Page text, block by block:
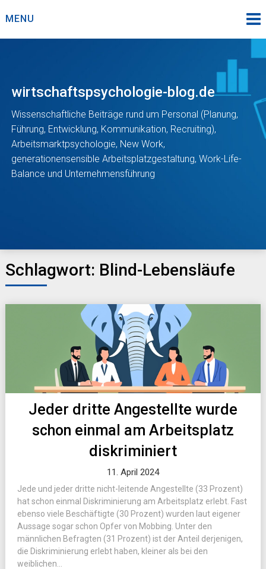
toMENU
wirtschaftspsychologie-blog.de
Wissenschaftliche Beiträge rund um Personal (Planung,
Führung, Entwicklung, Kommunikation, Recruiting),
Arbeitsmarktpsychologie, New Work,
generationensensible Arbeitsplatzgestaltung, Work-Life-
Balance und Unternehmensführung
Schlagwort: Blind-Lebensläufe
Jeder dritte Angestellte wurde
schon einmal am Arbeitsplatz
diskriminiert
11. April 2024
Jede und jeder dritte nicht-leitende Angestellte (33 Prozent)
hat schon einmal Diskriminierung am Arbeitsplatz erlebt. Fast
ebenso viele Beschäftigte (30 Prozent) wurden laut eigener
Aussage sogar schon Opfer von Mobbing. Unter den
männlichen Befragten (31 Prozent) ist der Anteil derjenigen,
die Diskriminierung erlebt haben, kleiner als bei den
weiblichen...